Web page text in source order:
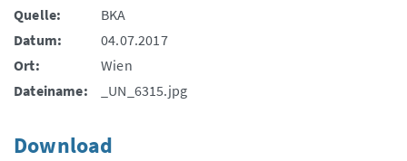
Quelle:
BKA
Datum:
04.07.2017
Ort:
Wien
Dateiname:
_UN_6315.jpg
Download